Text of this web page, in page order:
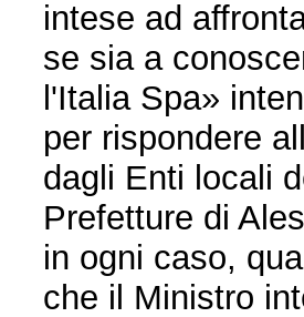
intese ad
se sia a
l'Italia Spa»
per rispondere
dagli Enti locali
Prefetture di
in ogni caso,
che il Ministro